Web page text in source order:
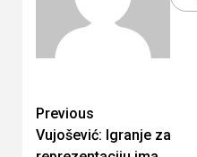
Continue
Reading
Previous
Vujošević: Igranje za